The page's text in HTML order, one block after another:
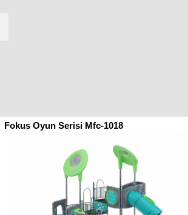
Fokus Oyun Serisi Mfc-1018